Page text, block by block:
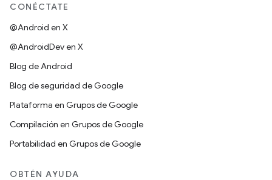
CONÉCTATE
@Android en X
@AndroidDev en X
Blog de Android
Blog de seguridad de Google
Plataforma en Grupos de Google
Compilación en Grupos de Google
Portabilidad en Grupos de Google
OBTÉN AYUDA